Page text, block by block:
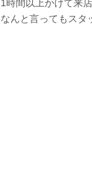
1時間以上かけて来
なんと言ってもスタ